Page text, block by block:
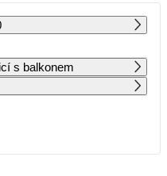
PÁ SO NE
Apartmán s jednou ložnicí s balkonem